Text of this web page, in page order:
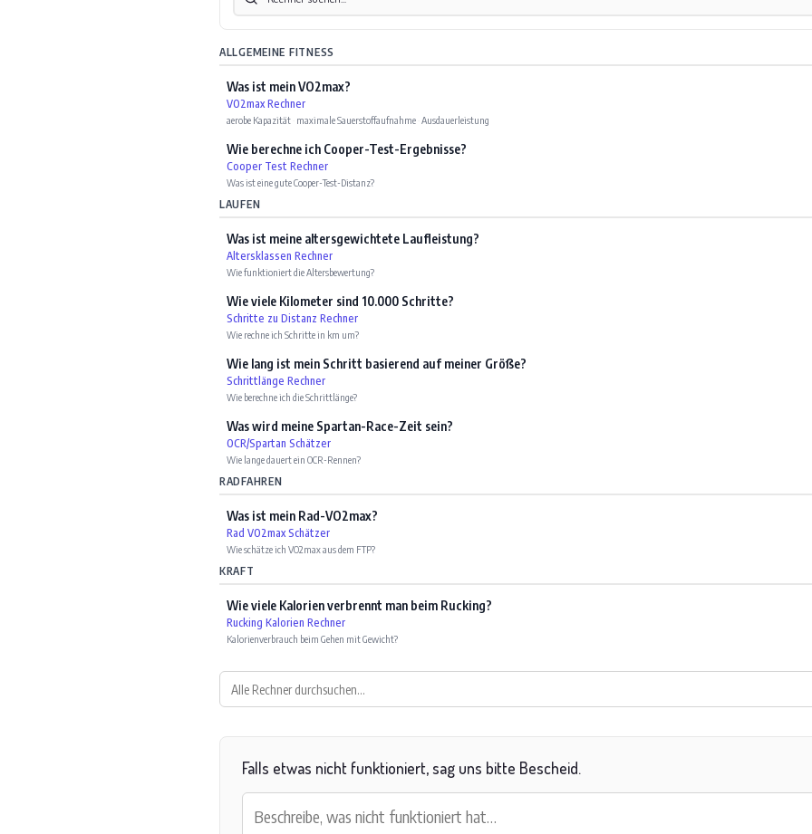
ALLGEMEINE FITNESS
Was ist mein VO2max?
VO2max Rechner
aerobe Kapazität maximale Sauerstoffaufnahme Ausdauerleistung
Wie berechne ich Cooper-Test-Ergebnisse?
Cooper Test Rechner
Was ist eine gute Cooper-Test-Distanz?
LAUFEN
Was ist meine altersgewichtete Laufleistung?
Altersklassen Rechner
Wie funktioniert die Altersbewertung?
Wie viele Kilometer sind 10.000 Schritte?
Schritte zu Distanz Rechner
Wie rechne ich Schritte in km um?
Wie lang ist mein Schritt basierend auf meiner Größe?
Schrittlänge Rechner
Wie berechne ich die Schrittlänge?
Was wird meine Spartan-Race-Zeit sein?
OCR/Spartan Schätzer
Wie lange dauert ein OCR-Rennen?
RADFAHREN
Was ist mein Rad-VO2max?
Rad VO2max Schätzer
Wie schätze ich VO2max aus dem FTP?
KRAFT
Wie viele Kalorien verbrennt man beim Rucking?
Rucking Kalorien Rechner
Kalorienverbrauch beim Gehen mit Gewicht?
Falls etwas nicht funktioniert, sag uns bitte Bescheid.